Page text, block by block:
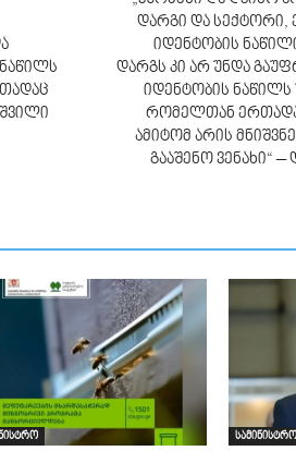
დარგი და სექტორი,
იდენტობის
დარგს კი არ უნდა
იდენტობის
რომელთან
ამიტომ არის
გააშენო ვენახი“
სამინისტრო